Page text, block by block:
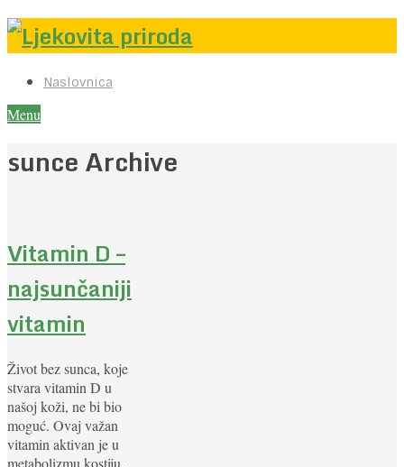
Naslovnica
Menu
sunce Archive
Vitamin D –
najsunčaniji
vitamin
Život bez sunca, koje
stvara vitamin D u
našoj koži, ne bi bio
moguć. Ovaj važan
vitamin aktivan je u
metabolizmu kostiju,